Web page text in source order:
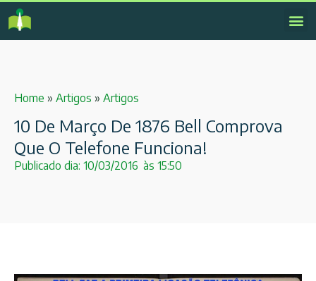
Home » Artigos » Artigos
10 De Março De 1876 Bell Comprova
Que O Telefone Funciona!
Publicado dia: 10/03/2016 às 15:50